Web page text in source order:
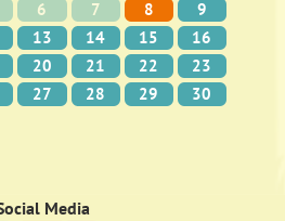
6 7 8
9
13 14 15
16
20 21 22
23
27 28 29
30
Media